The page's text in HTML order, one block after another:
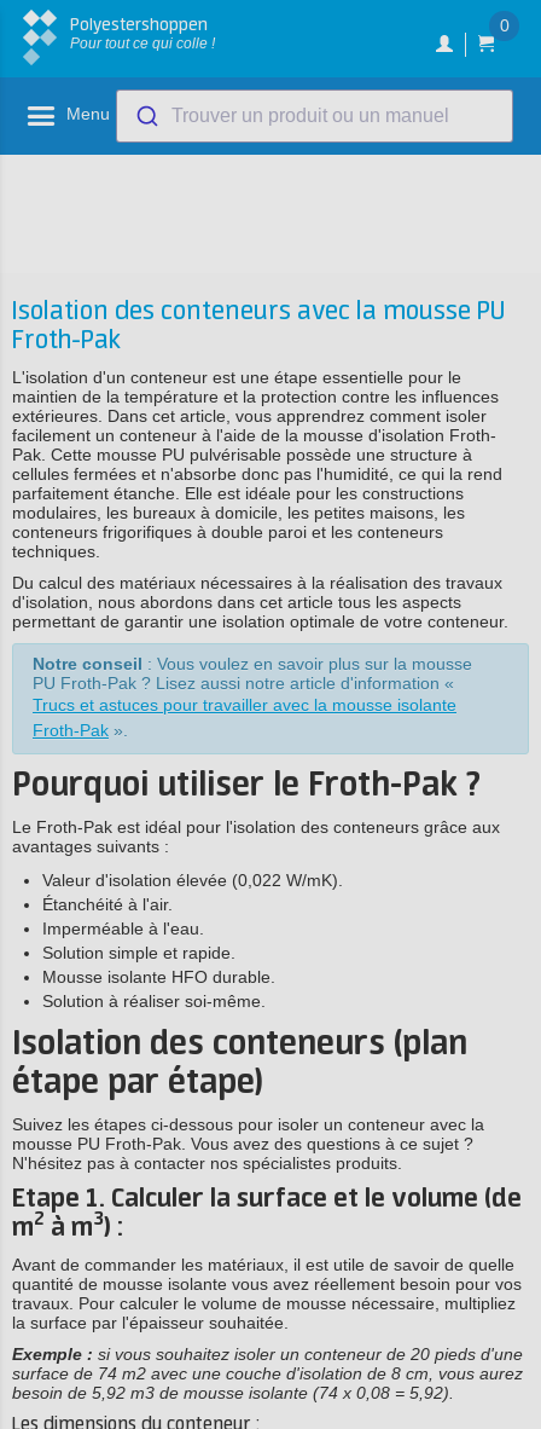
Polyestershoppen
Pour tout ce qui colle !
0
Menu Trouver un produit ou un manuel
Isolation des conteneurs avec la mousse PU
Froth-Pak
L'isolation d'un conteneur est une étape essentielle pour le
maintien de la température et la protection contre les influences
extérieures. Dans cet article, vous apprendrez comment isoler
facilement un conteneur à l'aide de la mousse d'isolation Froth-
Pak. Cette mousse PU pulvérisable possède une structure à
cellules fermées et n'absorbe donc pas l'humidité, ce qui la rend
parfaitement étanche. Elle est idéale pour les constructions
modulaires, les bureaux à domicile, les petites maisons, les
conteneurs frigorifiques à double paroi et les conteneurs
techniques.
Du calcul des matériaux nécessaires à la réalisation des travaux
d'isolation, nous abordons dans cet article tous les aspects
permettant de garantir une isolation optimale de votre conteneur.
Notre conseil : Vous voulez en savoir plus sur la mousse
PU Froth-Pak ? Lisez aussi notre article d'information «
Trucs et astuces pour travailler avec la mousse isolante
Froth-Pak ».
Pourquoi utiliser le Froth-Pak ?
Le Froth-Pak est idéal pour l'isolation des conteneurs grâce aux
avantages suivants :
Valeur d'isolation élevée (0,022 W/mK).
Étanchéité à l'air.
Imperméable à l'eau.
Solution simple et rapide.
Mousse isolante HFO durable.
Solution à réaliser soi-même.
Isolation des conteneurs (plan
étape par étape)
Suivez les étapes ci-dessous pour isoler un conteneur avec la
mousse PU Froth-Pak. Vous avez des questions à ce sujet ?
N'hésitez pas à contacter nos spécialistes produits.
Etape 1. Calculer la surface et le volume (de
m2 à m3) :
Avant de commander les matériaux, il est utile de savoir de quelle
quantité de mousse isolante vous avez réellement besoin pour vos
travaux. Pour calculer le volume de mousse nécessaire, multipliez
la surface par l'épaisseur souhaitée.
Exemple : si vous souhaitez isoler un conteneur de 20 pieds d'une
surface de 74 m2 avec une couche d'isolation de 8 cm, vous aurez
besoin de 5,92 m3 de mousse isolante (74 x 0,08 = 5,92).
Les dimensions du conteneur :